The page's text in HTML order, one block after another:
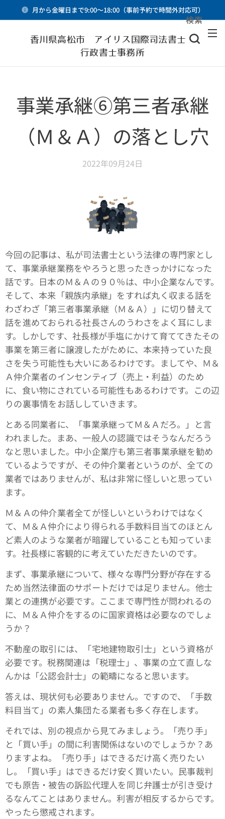
月から金曜日まで9:00～18:00（事前予約で時間外対応可）
香川県高松市 アイリス国際司法書士・
行政書士事務所
検索
事業承継⑥第三者承継
（Ｍ＆Ａ）の落とし穴
2022年09月24日
今回の記事は、私が司法書士という法律の専門家とし
て、事業承継業務をやろうと思ったきっかけになった
話です。日本のＭ＆Ａの９０％は、中小企業なんです。
そして、本来「親族内承継」をすれば丸く収まる話を
わざわざ「第三者事業承継（Ｍ＆Ａ）」に切り替えて
話を進めておられる社長さんのうわさをよく耳にしま
す。しかしです、社長様が手塩にかけて育ててきたその
事業を第三者に譲渡したがために、本来持っていた良
さを失う可能性も大いにあるわけです。ましてや、Ｍ＆
Ａ仲介業者のインセンティブ（売上・利益）のため
に、食い物にされている可能性もあるわけです。この辺
りの裏事情をお話ししていきます。
とある同業者に、「事業承継ってＭ＆Ａだろ。」と言
われました。まあ、一般人の認識ではそうなんだろう
なと思いました。中小企業庁も第三者事業承継を勧め
ているようですが、その仲介業者というのが、全ての
業者ではありませんが、私は非常に怪しいと思ってい
ます。
Ｍ＆Ａの仲介業者全てが怪しいというわけではなく
て、Ｍ＆Ａ仲介により得られる手数料目当てのほとん
ど素人のような業者が暗躍していることも知っていま
す。社長様に客観的に考えていただきたいのです。
まず、事業承継について、様々な専門分野が存在する
ため当然法律面のサポートだけでは足りません。他士
業との連携が必要です。ここまで専門性が問われるの
に、Ｍ＆Ａ仲介をするのに国家資格は必要なのでしょ
うか？
不動産の取引には、「宅地建物取引士」という資格が
必要です。税務関連は「税理士」、事業の立て直しな
んかは「公認会計士」の範疇になると思います。
答えは、現状何も必要ありません。ですので、「手数
料目当て」の素人集団たる業者も多く存在します。
それでは、別の視点から見てみましょう。「売り手」
と「買い手」の間に利害関係はないのでしょうか？あ
りますよね。「売り手」はできるだけ高く売りたい
し。「買い手」はできるだけ安く買いたい。民事裁判
でも原告・被告の訴訟代理人を同じ弁護士が引き受け
るなんてことはありません。利害が相反するからです。
やったら懲戒されます。